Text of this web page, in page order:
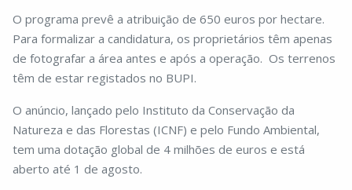
O programa prevê a atribuição de 650 euros por hectare.
Para formalizar a candidatura, os proprietários têm apenas
de fotografar a área antes e após a operação. Os terrenos
têm de estar registados no BUPI.
O anúncio, lançado pelo Instituto da Conservação da
Natureza e das Florestas (ICNF) e pelo Fundo Ambiental,
tem uma dotação global de 4 milhões de euros e está
aberto até 1 de agosto.